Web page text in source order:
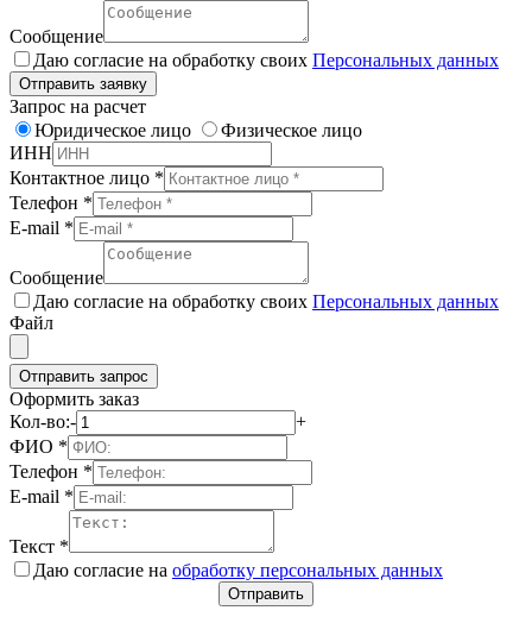
Сообщение
Даю согласие на обработку своих Персональных данных
Отправить заявку
Запрос на расчет
Юридическое лицо
Физическое лицо
ИНН
Контактное лицо *
Телефон *
E-mail *
Сообщение
Даю согласие на обработку своих Персональных данных
Файл
Отправить запрос
Оформить заказ
Кол-во:-
+
ФИО *
Телефон *
E-mail *
Текст *
Даю согласие на обработку персональных данных
Отправить